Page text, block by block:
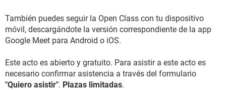
También puedes seguir la Open Class con tu dispositivo
móvil, descargándote la versión correspondiente de la app
Google Meet para Android o iOS.
Este acto es abierto y gratuito. Para asistir a este acto es
necesario confirmar asistencia a través del formulario
"Quiero asistir". Plazas limitadas.